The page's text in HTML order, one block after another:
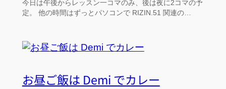
今日は午後からレッスン一コマのみ、後は夜に2コマの予
定。 他の時間はずっとパソコンで RIZIN.51 関連の…
お昼ご飯は Demi でカレー